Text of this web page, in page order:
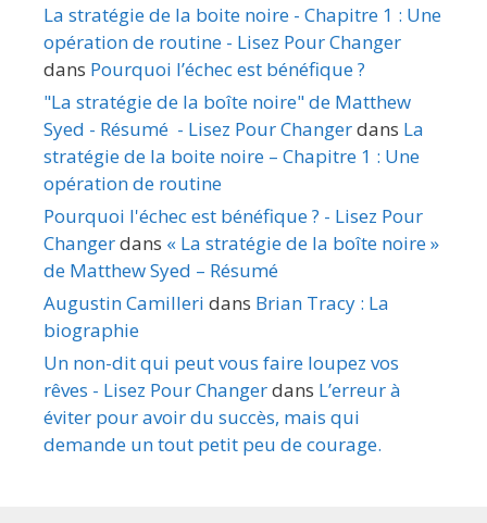
La stratégie de la boite noire - Chapitre 1 : Une
opération de routine - Lisez Pour Changer
dans Pourquoi l’échec est bénéfique ?
"La stratégie de la boîte noire" de Matthew
Syed - Résumé - Lisez Pour Changerdans La
stratégie de la boite noire – Chapitre 1 : Une
opération de routine
Pourquoi l'échec est bénéfique ? - Lisez Pour
Changerdans « La stratégie de la boîte noire »
de Matthew Syed – Résumé
Augustin Camilleri dans Brian Tracy : La
biographie
Un non-dit qui peut vous faire loupez vos
rêves - Lisez Pour Changerdans L’erreur à
éviter pour avoir du succès, mais qui
demande un tout petit peu de courage.